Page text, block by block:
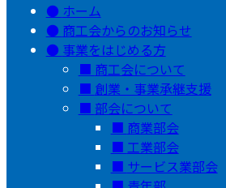
ホーム
商工会からのお知らせ
事業をはじめる方
商工会について
創業・事業承継支援
部会について
商業部会
工業部会
サービス業部会